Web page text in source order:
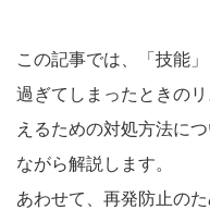
この記事では、「技能
過ぎてしまったときの
えるための対処方法に
ながら解説します。
あわせて、再発防止の